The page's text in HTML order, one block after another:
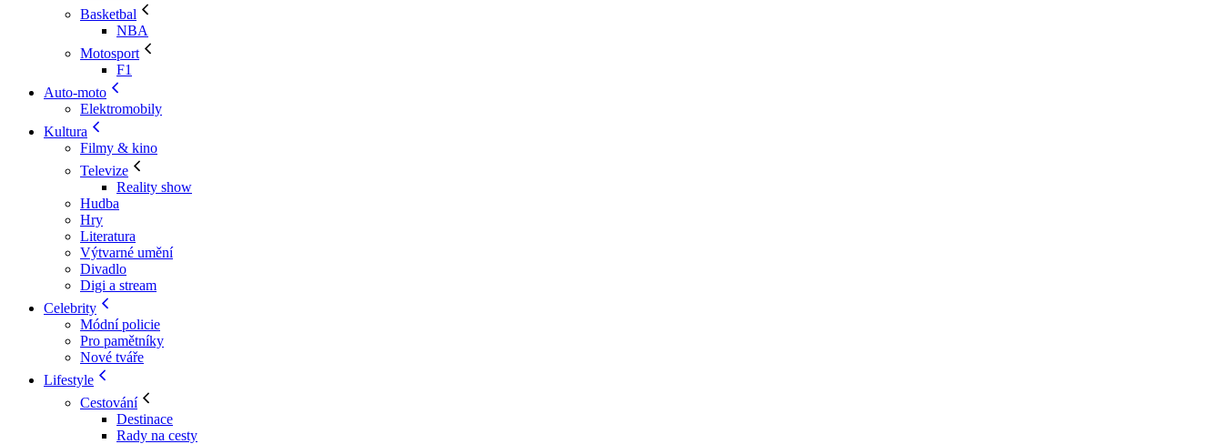
Basketbal
NBA
Motosport
F1
Auto-moto
Elektromobily
Kultura
Filmy & kino
Televize
Reality show
Hudba
Hry
Literatura
Výtvarné umění
Divadlo
Digi a stream
Celebrity
Módní policie
Pro pamětníky
Nové tváře
Lifestyle
Cestování
Destinace
Rady na cesty